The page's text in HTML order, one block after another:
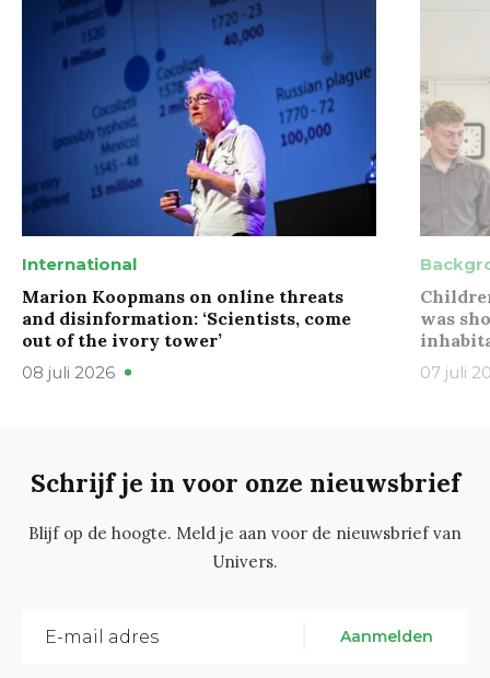
International
Marion Koopmans on online threats
and disinformation: ‘Scientists, come
out of the ivory tower’
08 juli 2026
was
07 juli
Schrijf je in voor onze nieuwsbrief
Blijf op de hoogte. Meld je aan voor de nieuwsbrief van
Univers.
Aanmelden